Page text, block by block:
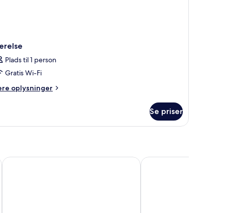
Plads til 1 person
Gratis Wi-Fi
oplysninger
Se priser
University Hotel EA Hotel Populus